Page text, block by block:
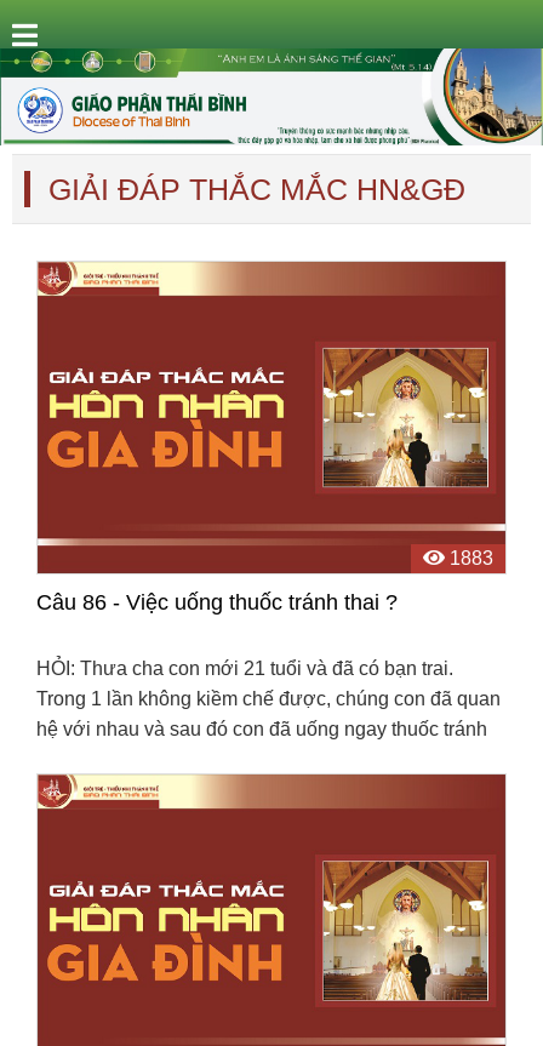
GIẢI ĐÁP THẮC MẮC HN&GĐ
1883
Câu 86 - Việc uống thuốc tránh thai ?
HỎI: Thưa cha con mới 21 tuổi và đã có bạn trai.
Trong 1 lần không kiềm chế được, chúng con đã quan
hệ với nhau và sau đó con đã uống ngay thuốc tránh